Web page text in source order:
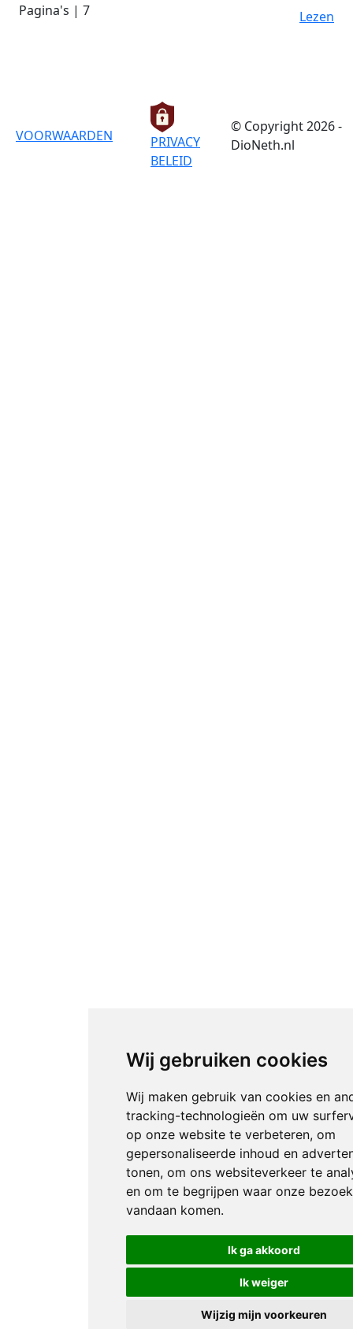
Wij gebruiken cookies
Wij maken gebruik van cookies en
tracking-technologieën om uw
op onze website te verbeteren, om
gepersonaliseerde inhoud en
tonen, om ons websiteverkeer te
en om te begrijpen waar onze
vandaan komen.
Ik ga akkoord
Ik weiger
Wijzig mijn voorkeuren
Pagina's | 7
Lezen
VOORWAARDEN
PRIVACY
BELEID
© Copyright 2026 -
DioNeth.nl